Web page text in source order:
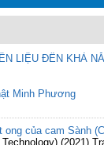
LIỆU ĐẾN KHẢ
Minh Phương
của cam Sành
(2021)